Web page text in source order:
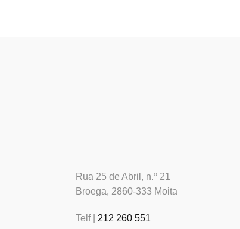
Rua 25 de Abril, n.º 21
Broega, 2860-333 Moita
Telf | 212 260 551